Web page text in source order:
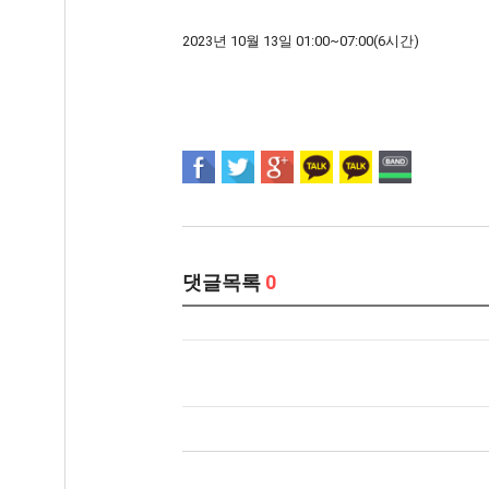
2023년 10월 13일 01:00~07:00(6시간)
댓글목록 0